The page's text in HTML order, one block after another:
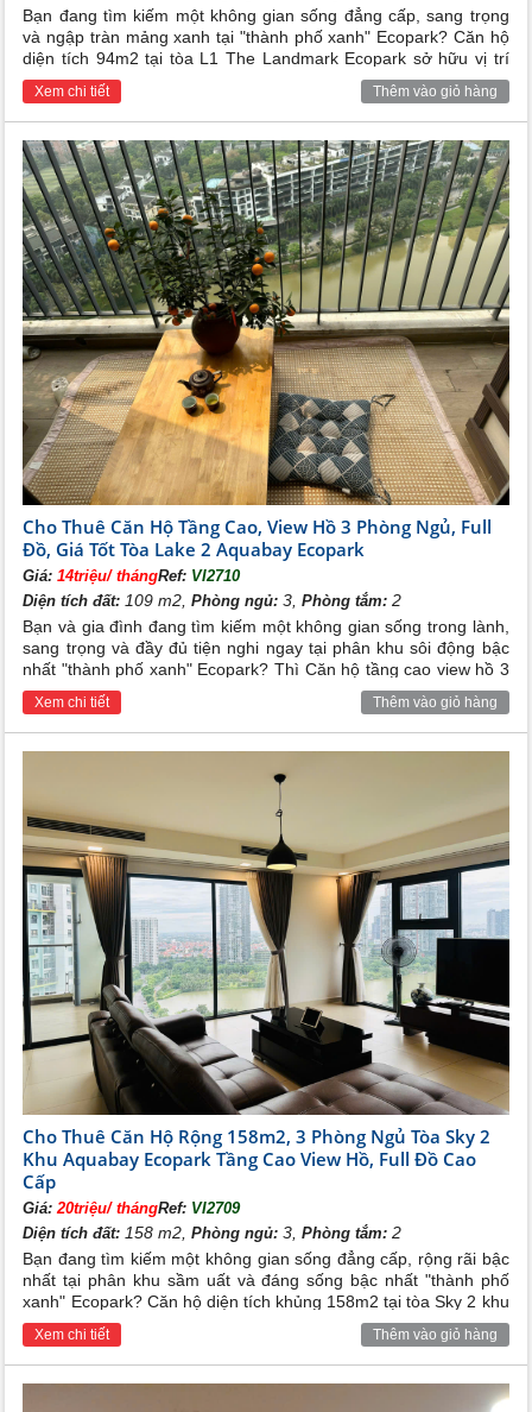
Tiện ích hoàn hảo khu chung cư Ecopark Văn Giang
Bạn đang tìm kiếm một không gian sống đẳng cấp, sang trọng
và ngập tràn mảng xanh tại "thành phố xanh" Ecopark? Căn hộ
diện tích 94m2 tại tòa L1 The Landmark Ecopark sở hữu vị trí
tầng cao view thoáng đãng cùng hệ thống full đồ nội thất đẹp
lung linh chính là lựa chọn hoàn hảo dành cho gia đình bạn.
Xem chi tiết Thêm vào giỏ hàng
Cho Thuê Căn Hộ Tầng Cao, View Hồ 3 Phòng Ngủ, Full
Đồ, Giá Tốt Tòa Lake 2 Aquabay Ecopark
Giá:14triệu/ thángRef: VI2710
Diện tích đất: 109 m2,Phòng ngủ: 3,Phòng tắm: 2
Bạn và gia đình đang tìm kiếm một không gian sống trong lành,
sang trọng và đầy đủ tiện nghi ngay tại phân khu sôi động bậc
nhất "thành phố xanh" Ecopark? Thì Căn hộ tầng cao view hồ 3
phòng ngủ tại tòa Lake 2 Aquabay Ecopark full đồ với mức giá
cực kỳ hấp dẫn trên chính là lựa chọn tốt nhất cho bạn và gia
đình.
Xem chi tiết Thêm vào giỏ hàng
Cho Thuê Căn Hộ Rộng 158m2, 3 Phòng Ngủ Tòa Sky 2
Khu Aquabay Ecopark Tầng Cao View Hồ, Full Đồ Cao
Cấp
Giá:20triệu/ thángRef: VI2709
Diện tích đất: 158 m2,Phòng ngủ: 3,Phòng tắm: 2
Bạn đang tìm kiếm một không gian sống đẳng cấp, rộng rãi bậc
nhất tại phân khu sầm uất và đáng sống bậc nhất "thành phố
xanh" Ecopark? Căn hộ diện tích khủng 158m2 tại tòa Sky 2 khu
Aquabay Ecopark sở hữu vị trí tầng cao view hồ thoáng đạt, full
nội thất sang trọng chính là lựa chọn hoàn hảo cho gia đình đa
thế hệ hoặc các chuyên gia nước ngoài.
Xem chi tiết Thêm vào giỏ hàng